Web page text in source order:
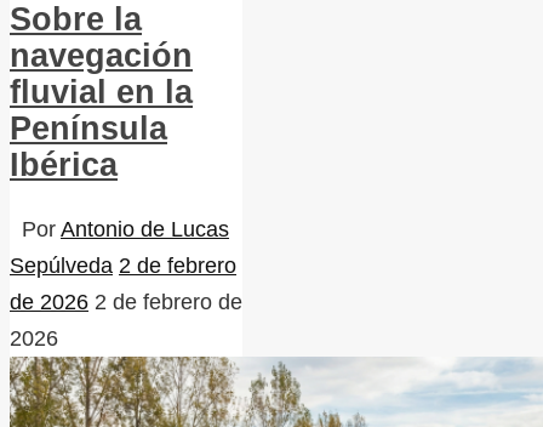
Sobre la
navegación
fluvial en la
Península
Ibérica
Por Antonio de Lucas
Sepúlveda 2 de febrero
de 2026 2 de febrero de
2026